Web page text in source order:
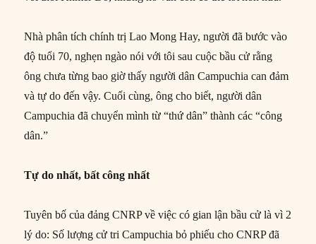
Nhà phân tích chính trị Lao Mong Hay, người đã bước vào
độ tuổi 70, nghẹn ngào nói với tôi sau cuộc bầu cử rằng
ông chưa từng bao giờ thấy người dân Campuchia can đảm
và tự do đến vậy. Cuối cùng, ông cho biết, người dân
Campuchia đã chuyển mình từ “thứ dân” thành các “công
dân.”
Tự do nhất, bất công nhất
Tuyên bố của đảng CNRP về việc có gian lận bầu cử là vì 2
lý do: Số lượng cử tri Campuchia bỏ phiếu cho CNRP đã